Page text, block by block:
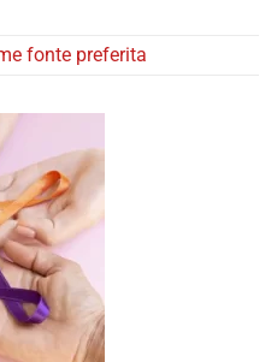
fonte preferita